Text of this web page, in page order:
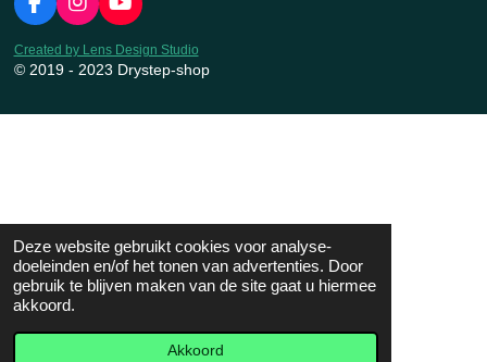
Deze website gebruikt cookies voor analyse-
doeleinden en/of het tonen van advertenties. Door
gebruik te blijven maken van de site gaat u hiermee
akkoord.
Akkoord
F
a
c
e
I
n
s
t
Y
o
u
T
Created by Lens Design Studio
© 2019 - 2023 Drystep-shop